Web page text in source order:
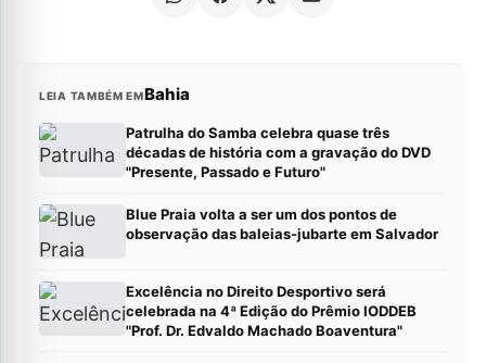
LEIA TAMBÉM EMBahia
Patrulha do Samba celebra quase três
décadas de história com a gravação do DVD
"Presente, Passado e Futuro"
Blue Praia volta a ser um dos pontos de
observação das baleias-jubarte em Salvador
Excelência no Direito Desportivo será
celebrada na 4ª Edição do Prêmio IODDEB
"Prof. Dr. Edvaldo Machado Boaventura"